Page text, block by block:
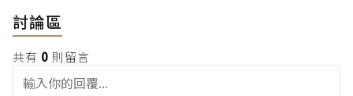
討論區
共有 0 則留言